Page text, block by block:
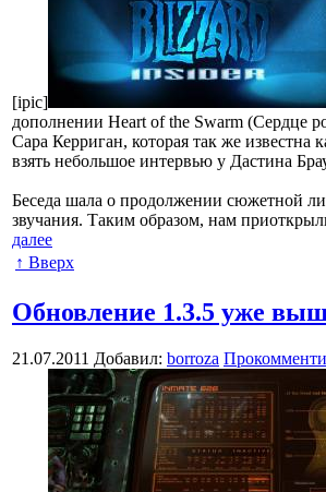
[ipic]
дополнении Heart of the Swarm (Сердце
Сара Керриган, которая так же
взять небольшое интервью у Дастина
Беседа шала о продолжении сюжетной
звучания. Таким образом, нам
далее
↑ Вверх
Обновление 1.3.5 уже
21.07.2011 Добавил: borroza